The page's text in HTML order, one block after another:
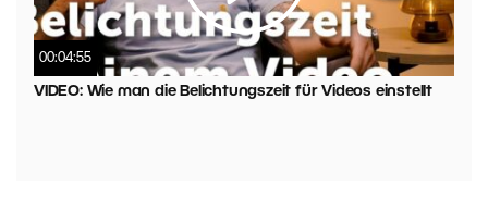
00:04:55
VIDEO: Wie man die Belichtungszeit für Videos einstellt